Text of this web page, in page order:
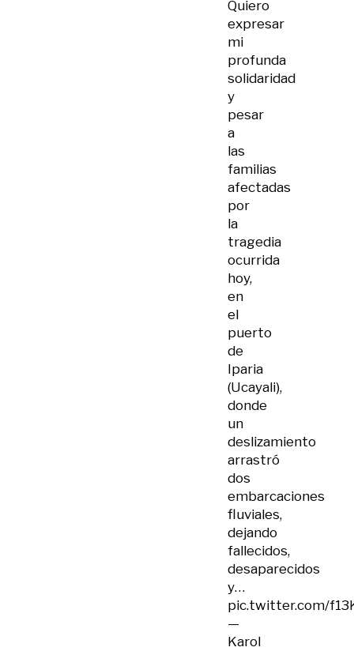
Quiero
expresar
mi
profunda
solidaridad
y
pesar
a
las
familias
afectadas
por
la
tragedia
ocurrida
hoy,
en
el
puerto
de
Iparia
(Ucayali),
donde
un
deslizamiento
arrastró
dos
embarcaciones
fluviales,
dejando
fallecidos,
desaparecidos
y…
pic.twitter.com/
—
Karol